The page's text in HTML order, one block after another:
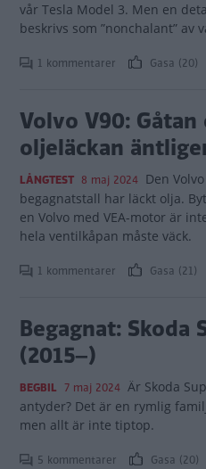
vår Tesla Model 3. Men en
beskrivs som ”nonchalant” av
1 kommentarer Gasa (20)
Volvo V90: Gåtan
oljeläckan
LÅNGTEST 8 maj 2024 Den
begagnatstall har läckt olja.
en Volvo med VEA-motor är
hela ventilkåpan måste väck.
1 kommentarer Gasa (21)
Begagnat: Skoda
(2015–)
BEGBIL 7 maj 2024 Är Skoda
antyder? Det är en rymlig
men allt är inte tiptop.
5 kommentarer Gasa (20)